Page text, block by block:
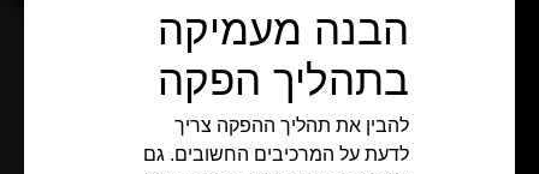
הבנה מעמיקה
בתהליך הפקה
להבין את תהליך ההפקה צריך
לדעת על המרכיבים החשובים. גם